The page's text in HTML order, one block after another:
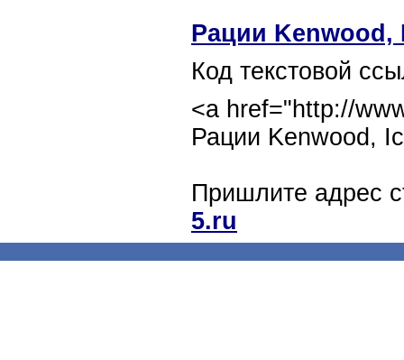
Рации Kenwood,
Код текстовой
<a href="http://
Рации Kenwood,
Пришлите адрес
5.ru